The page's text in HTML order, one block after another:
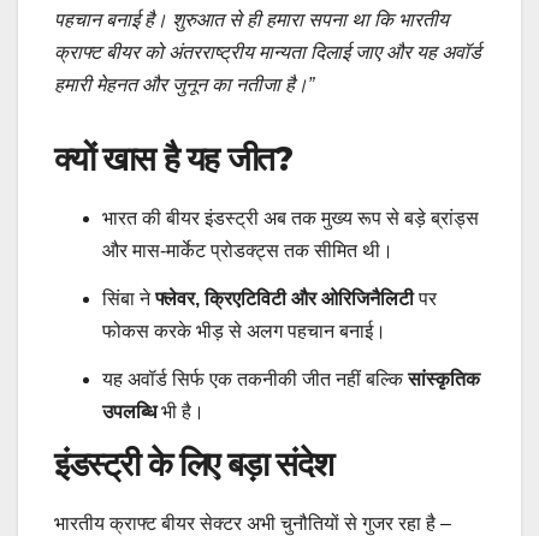
पहचान बनाई है। शुरुआत से ही हमारा सपना था कि भारतीय
क्राफ्ट बीयर को अंतरराष्ट्रीय मान्यता दिलाई जाए और यह अवॉर्ड
हमारी मेहनत और जुनून का नतीजा है।”
क्यों खास है यह जीत?
भारत की बीयर इंडस्ट्री अब तक मुख्य रूप से बड़े ब्रांड्स
और मास-मार्केट प्रोडक्ट्स तक सीमित थी।
सिंबा नेफ्लेवर, क्रिएटिविटी और ओरिजिनैलिटीपर
फोकस करके भीड़ से अलग पहचान बनाई।
यह अवॉर्ड सिर्फ एक तकनीकी जीत नहीं बल्किसांस्कृतिक
उपलब्धिभी है।
इंडस्ट्री के लिए बड़ा संदेश
भारतीय क्राफ्ट बीयर सेक्टर अभी चुनौतियों से गुजर रहा है –